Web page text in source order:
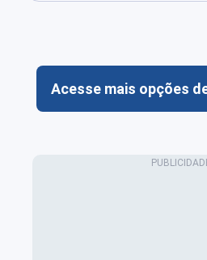
Acesse mais opções